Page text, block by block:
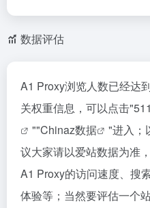
数据评估
A1 Proxy浏览人数已经达
关权重信息，可以点击"
""Chinaz数据
"进入；
议大家请以爱站数据为准
A1 Proxy的访问速度、搜
体验等；当然要评估一个